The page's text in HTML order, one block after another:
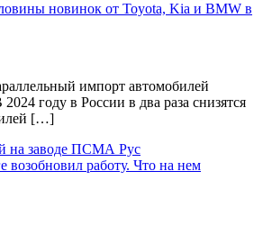
новинок от Toyota, Kia и BMW в
импорт автомобилей
2024 году в России в два раза снизятся
[…]
работу. Что на нем